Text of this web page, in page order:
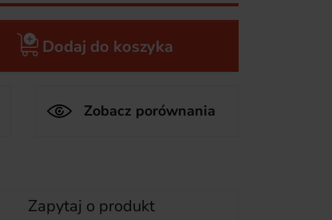
Dodaj do koszyka
Zobacz porównania
Zapytaj o produkt